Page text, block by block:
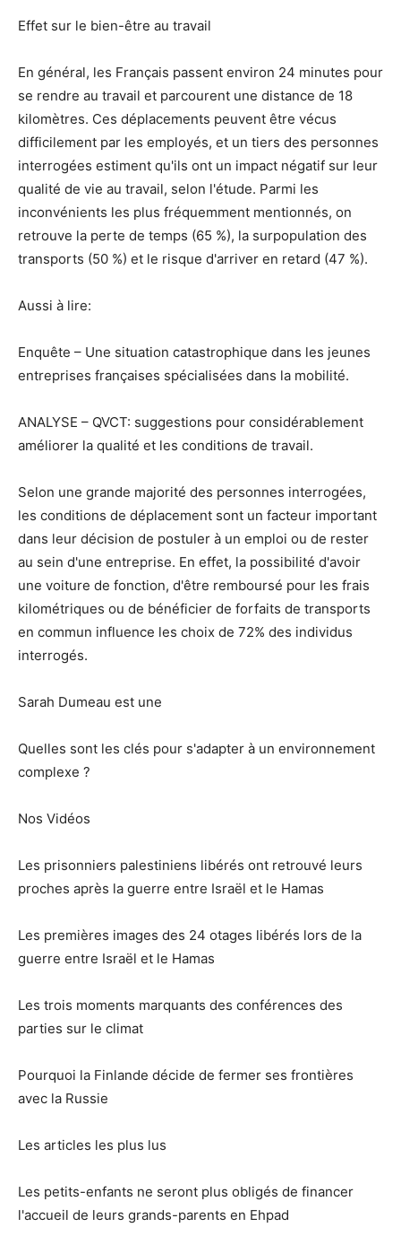
Effet sur le bien-être au travail
En général, les Français passent environ 24 minutes pour
se rendre au travail et parcourent une distance de 18
kilomètres. Ces déplacements peuvent être vécus
difficilement par les employés, et un tiers des personnes
interrogées estiment qu'ils ont un impact négatif sur leur
qualité de vie au travail, selon l'étude. Parmi les
inconvénients les plus fréquemment mentionnés, on
retrouve la perte de temps (65 %), la surpopulation des
transports (50 %) et le risque d'arriver en retard (47 %).
Aussi à lire:
Enquête – Une situation catastrophique dans les jeunes
entreprises françaises spécialisées dans la mobilité.
ANALYSE – QVCT: suggestions pour considérablement
améliorer la qualité et les conditions de travail.
Selon une grande majorité des personnes interrogées,
les conditions de déplacement sont un facteur important
dans leur décision de postuler à un emploi ou de rester
au sein d'une entreprise. En effet, la possibilité d'avoir
une voiture de fonction, d'être remboursé pour les frais
kilométriques ou de bénéficier de forfaits de transports
en commun influence les choix de 72% des individus
interrogés.
Sarah Dumeau est une
Quelles sont les clés pour s'adapter à un environnement
complexe ?
Nos Vidéos
Les prisonniers palestiniens libérés ont retrouvé leurs
proches après la guerre entre Israël et le Hamas
Les premières images des 24 otages libérés lors de la
guerre entre Israël et le Hamas
Les trois moments marquants des conférences des
parties sur le climat
Pourquoi la Finlande décide de fermer ses frontières
avec la Russie
Les articles les plus lus
Les petits-enfants ne seront plus obligés de financer
l'accueil de leurs grands-parents en Ehpad